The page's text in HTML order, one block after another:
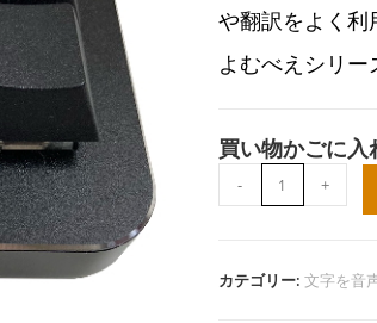
や翻訳をよく利
よむべえシリー
買い物かごに入
く
く
- +
カテゴリー: 文字を音